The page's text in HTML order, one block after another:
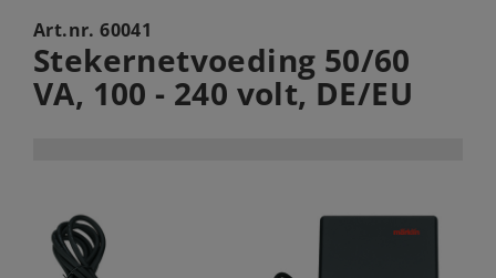
Art.nr.60041
Stekernetvoeding 50/60
VA, 100 - 240 volt, DE/EU